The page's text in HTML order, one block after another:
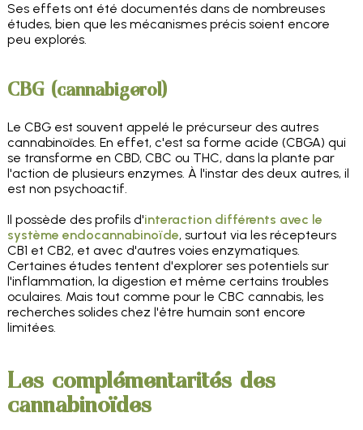
Ses effets ont été documentés dans de nombreuses
études, bien que les mécanismes précis soient encore
peu explorés.
CBG (cannabigerol)
Le CBG est souvent appelé le précurseur des autres
cannabinoïdes. En effet, c'est sa forme acide (CBGA) qui
se transforme en CBD, CBC ou THC, dans la plante par
l'action de plusieurs enzymes. À l'instar des deux autres, il
est non psychoactif.
Il possède des profils d'interaction différents avec le
système endocannabinoïde, surtout via les récepteurs
CB1 et CB2, et avec d'autres voies enzymatiques.
Certaines études tentent d'explorer ses potentiels sur
l'inflammation, la digestion et même certains troubles
oculaires. Mais tout comme pour le CBC cannabis, les
recherches solides chez l'être humain sont encore
limitées.
Les complémentarités des
cannabinoïdes